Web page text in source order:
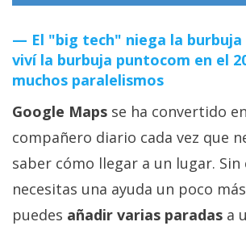
Sistemas
operativos
Profesional
+
Más
El "big tech" niega la burbuja
viví la burbuja puntocom en el
muchos paralelismos
Google Maps se ha convertido
compañero diario cada vez que
saber cómo llegar a un lugar.
necesitas una ayuda un poco
puedes añadir varias paradas a